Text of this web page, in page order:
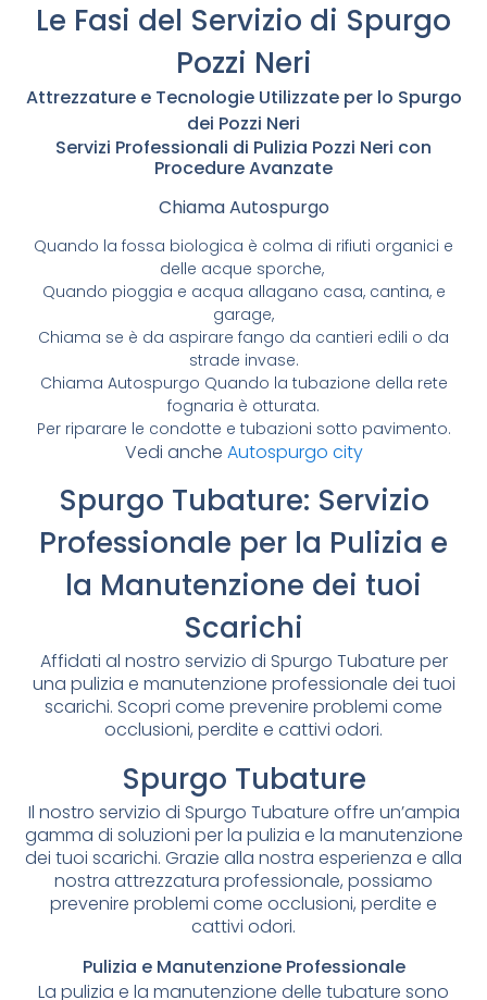
Le Fasi del Servizio di Spurgo
Pozzi Neri
Attrezzature e Tecnologie Utilizzate per lo Spurgo
dei Pozzi Neri
Servizi Professionali di Pulizia Pozzi Neri con
Procedure Avanzate
Chiama Autospurgo
Quando la fossa biologica è colma di rifiuti organici e
delle acque sporche,
Quando pioggia e acqua allagano casa, cantina, e
garage,
Chiama se è da aspirare fango da cantieri edili o da
strade invase.
Chiama Autospurgo Quando la tubazione della rete
fognaria è otturata.
Per riparare le condotte e tubazioni sotto pavimento.
Vedi anche Autospurgo city
Spurgo Tubature: Servizio
Professionale per la Pulizia e
la Manutenzione dei tuoi
Scarichi
Affidati al nostro servizio di Spurgo Tubature per
una pulizia e manutenzione professionale dei tuoi
scarichi. Scopri come prevenire problemi come
occlusioni, perdite e cattivi odori.
Spurgo Tubature
Il nostro servizio di Spurgo Tubature offre un’ampia
gamma di soluzioni per la pulizia e la manutenzione
dei tuoi scarichi. Grazie alla nostra esperienza e alla
nostra attrezzatura professionale, possiamo
prevenire problemi come occlusioni, perdite e
cattivi odori.
Pulizia e Manutenzione Professionale
La pulizia e la manutenzione delle tubature sono